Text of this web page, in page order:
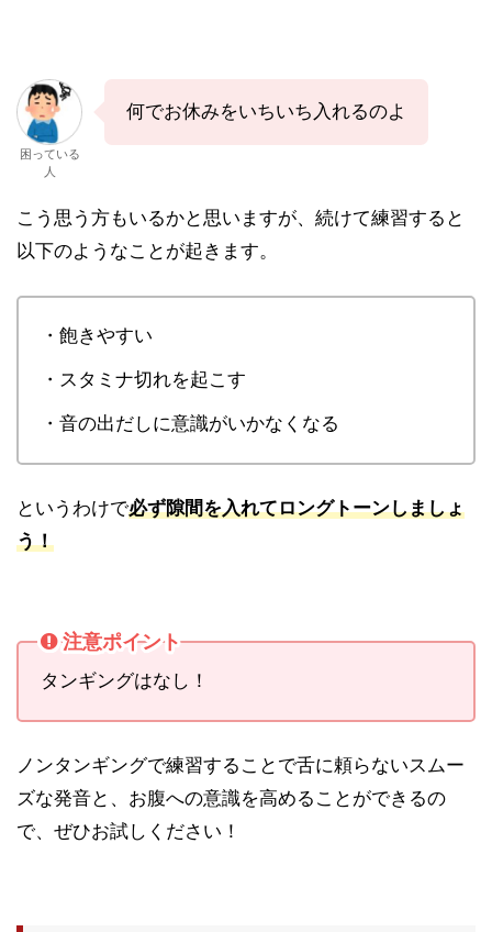
困っている
人
何でお休みをいちいち入れるのよ
こう思う方もいるかと思いますが、続けて練習すると
以下のようなことが起きます。
・飽きやすい
・スタミナ切れを起こす
・音の出だしに意識がいかなくなる
というわけで必ず隙間を入れてロングトーンしましょ
う！
注意ポイント
タンギングはなし！
ノンタンギングで練習することで舌に頼らないスムー
ズな発音と、お腹への意識を高めることができるの
で、ぜひお試しください！